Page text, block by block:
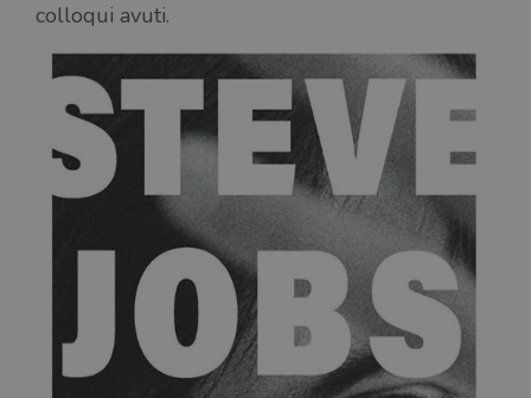
colloqui avuti.